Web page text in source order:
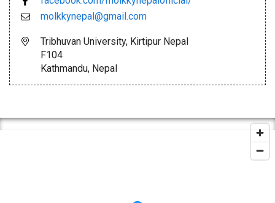
molkkynepal@gmail.com
Tribhuvan University, Kirtipur Nepal
F104
Kathmandu, Nepal